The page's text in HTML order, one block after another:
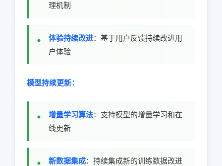
理机制
体验持续改进：基于用户反馈持续改进用
户体验
模型持续更新：
增量学习算法：支持模型的增量学习和在
线更新
新数据集成：持续集成新的训练数据改进